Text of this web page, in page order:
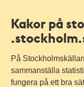
Kakor på
På
sammanställa
fungera på ett bra